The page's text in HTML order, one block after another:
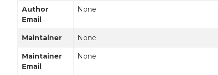
Author
Email
None
Maintainer None
Maintainer
Email
None